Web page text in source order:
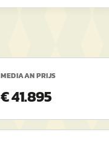
MEDIAAN PRIJS
€ 41.895